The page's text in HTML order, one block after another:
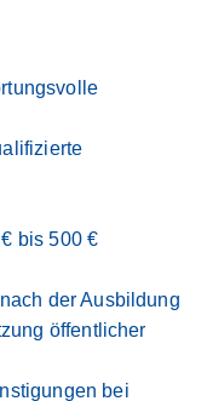
bis 500 €
der Ausbildung
öffentlicher
bei